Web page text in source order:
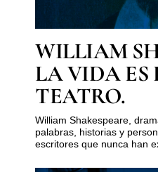
WILLIAM
LA VIDA ES
TEATRO.
William Shakespeare,
palabras, historias y
escritores que nunca han